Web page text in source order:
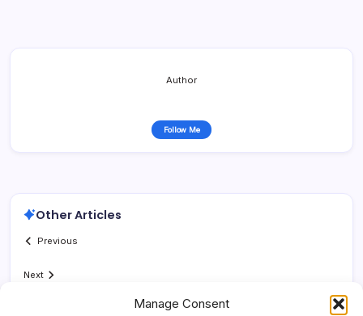
Manage Consent
Author
Follow Me
Other Articles
Previous
Next